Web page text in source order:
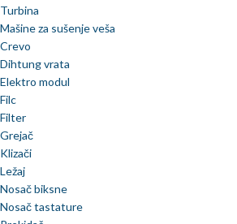
Turbina
Mašine za sušenje veša
Crevo
Dihtung vrata
Elektro modul
Filc
Filter
Grejač
Klizači
Ležaj
Nosač biksne
Nosač tastature